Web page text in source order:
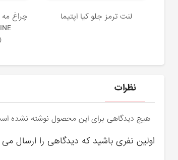
لنت ترمز جلو کیا اپتیما
چراغ
نظرات
هیچ دیدگاهی برای این محصول نوشته نشده
اولین نفری باشید که دیدگاهی را ارسال می